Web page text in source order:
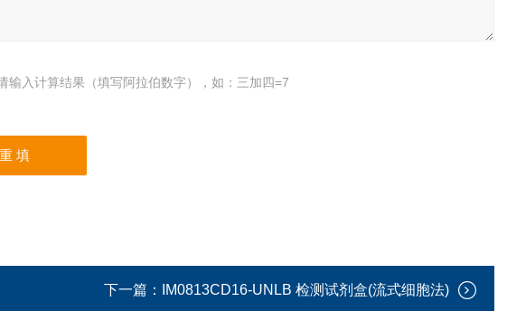
输入计算结果（填写阿拉伯数字），如：三加四=7
下一篇： IM0813CD16-UNLB 检测试剂盒(流式细胞法)